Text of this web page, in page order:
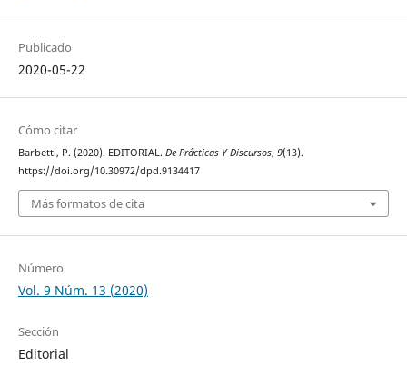
Publicado
2020-05-22
Cómo citar
Barbetti, P. (2020). EDITORIAL. De Prácticas Y Discursos, 9(13).
https://doi.org/10.30972/dpd.9134417
Más formatos de cita
Número
Vol. 9 Núm. 13 (2020)
Sección
Editorial